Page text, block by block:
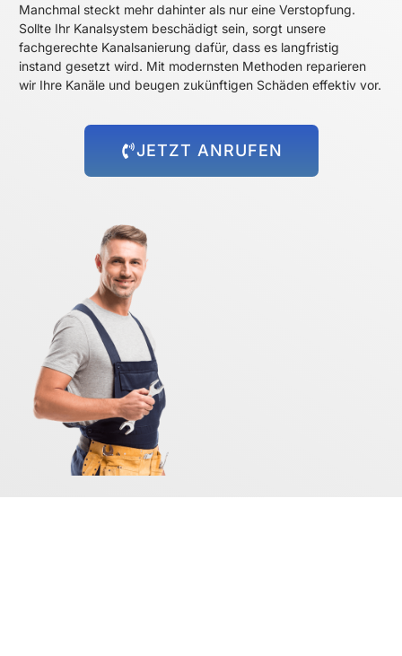
Manchmal steckt mehr dahinter als nur eine Verstopfung.
Sollte Ihr Kanalsystem beschädigt sein, sorgt unsere
fachgerechte Kanalsanierung dafür, dass es langfristig
instand gesetzt wird. Mit modernsten Methoden reparieren
wir Ihre Kanäle und beugen zukünftigen Schäden effektiv vor.
JETZT ANRUFEN